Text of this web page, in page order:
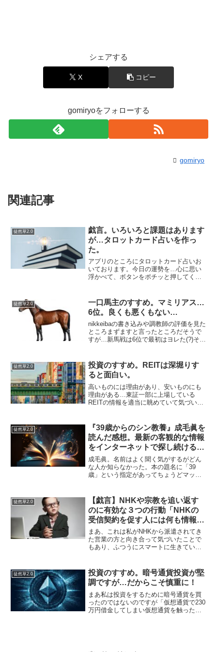
シェアする
X コピー
gomiryoをフォローする
gomiryo
関連記事
徒然草2.0
戯言。いろいろと課題はあります
が…タロットカード占いを作っ
た。
アプリのところにタロットカード占いお
いております。今日の運勢を…心に思い
浮かべて、ボタンをポチッと押してくだ
てわかった課題。プラグインを使用した
JavaScr...
徒然草2.0
一口馬主のすすめ。マミリアス…
6位。良くも悪くもない…
nikkeibaの書き込みや調教師の評価を見た
ところまずますと言ったところだそうで
すが…新馬戦は6位で最初はヨレた(?)そう
底している感じがすごいですね。良くも
悪くもな...
徒然草2.0
投資のすすめ。REITは深堀りす
ると面白い。
高いものには理由があり、安いものにも
理由がある…東証一部に上場している
REITの情報を適当に眺めていて気づいた
物件に投資をしていけば、少子高齢化＆
人口減少や経済ゼロ成長...
徒然草2.0
『39歳からのシン教養』成毛眞を
読んだ感想。最新の客観的な情報
をインターネットで探し続ける技
術。
成毛眞。名前はよく聞く気がするがどん
な人か知らなかった。本の題名に「39
歳」という指定があってちょうどマッチ
はない）情報を集めて、ビジネスに繋げ
るためフックにつかって、...
徒然草2.0
【戯言】NHKや宗教を追い返す
のに有効な３つの行動「NHKの
受信契約を促す人には何も情報を
与えなくていい！」
まあ、これは私がNHKから派遣されてき
た営業の方と向き合って気づいたことで
もあり、ふつうにスマートに生きていれ
いじゃないですか。…なので、そもそも
分かりあえない人と話し...
徒然草2.0
投資のすすめ。暗号通貨投資が堅
調ですが…だからこそ慎重に！
まあ私は投資をするために暗号通貨を買
ったのではないのですが「仮想通貨で230
万円借金してしまい仮想通貨を触ったこ